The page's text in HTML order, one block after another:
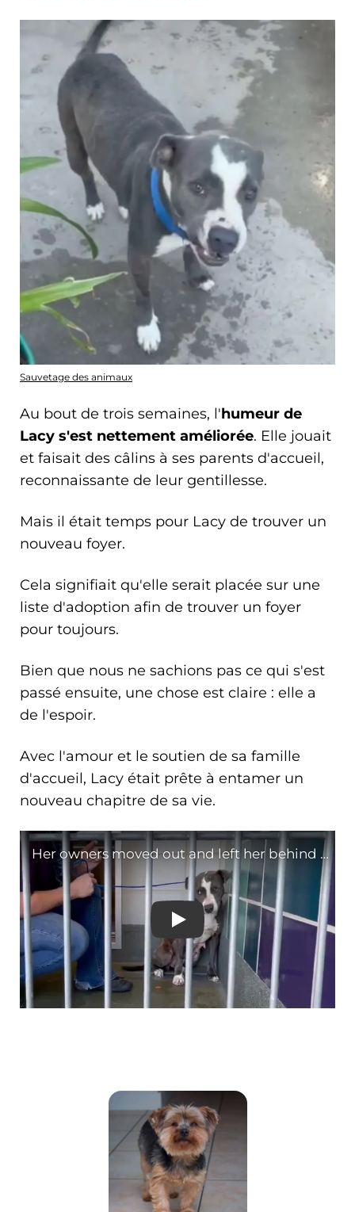
Sauvetage des animaux
Au bout de trois semaines, l'humeur de
Lacy s'est nettement améliorée. Elle jouait
et faisait des câlins à ses parents d'accueil,
reconnaissante de leur gentillesse.
Mais il était temps pour Lacy de trouver un
nouveau foyer.
Cela signifiait qu'elle serait placée sur une
liste d'adoption afin de trouver un foyer
pour toujours.
Bien que nous ne sachions pas ce qui s'est
passé ensuite, une chose est claire : elle a
de l'espoir.
Avec l'amour et le soutien de sa famille
d'accueil, Lacy était prête à entamer un
nouveau chapitre de sa vie.
Her owners moved out